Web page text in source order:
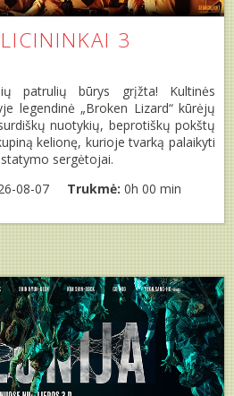
3
patrulių būrys grįžta! Kultinės
legendinė „Broken Lizard“ kūrėjų
nuotykių, beprotiškų pokštų
kelionę, kurioje tvarką palaikyti
sergėtojai.
08-07 Trukmė: 0h 00 min